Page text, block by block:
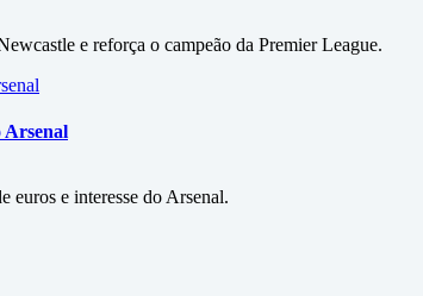
e reforça o campeão da Premier League.
Arsenal
euros e interesse do Arsenal.